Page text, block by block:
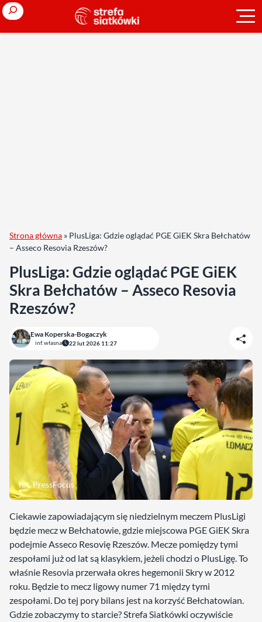
Search
Strona główna » PlusLiga: Gdzie oglądać PGE GiEK Skra Bełchatów
– Asseco Resovia Rzeszów?
PlusLiga: Gdzie oglądać PGE GiEK
Skra Bełchatów – Asseco Resovia
Rzeszów?
Ewa Koperska-Bogaczyk
inf. własna 22 lut 2026 11:27
fot. PressFocus
Ciekawie zapowiadającym się niedzielnym meczem PlusLigi
będzie mecz w Bełchatowie, gdzie miejscowa PGE GiEK Skra
podejmie Asseco Resovię Rzeszów. Mecze pomiędzy tymi
zespołami już od lat są klasykiem, jeżeli chodzi o PlusLigę. To
właśnie Resovia przerwała okres hegemonii Skry w 2012
roku. Będzie to mecz ligowy numer 71 między tymi
zespołami. Do tej pory bilans jest na korzyść Bełchatowian.
Gdzie zobaczymy to starcie? Strefa Siatkówki oczywiście